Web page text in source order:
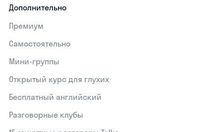
Дополнительно
Премиум
Самостоятельно
Мини-группы
Открытый курс для глухих
Бесплатный английский
Разговорные клубы